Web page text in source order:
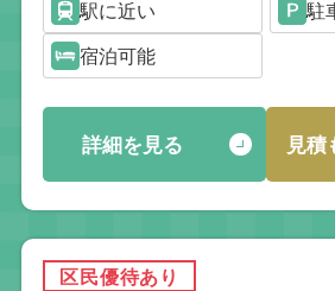
駅に近い
駐
宿泊可能
詳細を見る 見積
区民優待あり